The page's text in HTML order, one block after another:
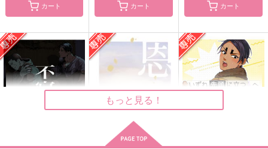
ないまぜ
889円（税込）
月島基×鯉登音之進
る
限界。
629円 （税込）
サンプル
作品詳細
参号
157円 （税込）
月島基×鯉登音之進
カート カート カート
もっと見る！